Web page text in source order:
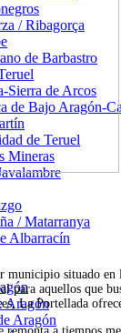
/ Ribagorça
de Barbastro
Sierra de Arcos
de Bajo Aragón-
de Teruel
Mineras
/ Matarranya
Albarracín
Aragón
Aragón
municipio situado
para aquellos que
La Portellada